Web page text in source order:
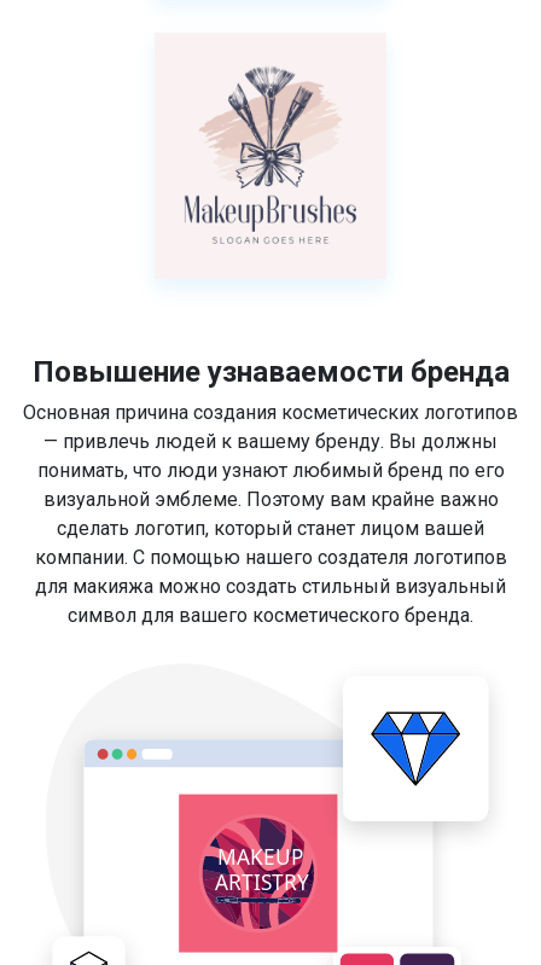
Повышение узнаваемости бренда
Основная причина создания косметических логотипов
— привлечь людей к вашему бренду. Вы должны
понимать, что люди узнают любимый бренд по его
визуальной эмблеме. Поэтому вам крайне важно
сделать логотип, который станет лицом вашей
компании. С помощью нашего создателя логотипов
для макияжа можно создать стильный визуальный
символ для вашего косметического бренда.